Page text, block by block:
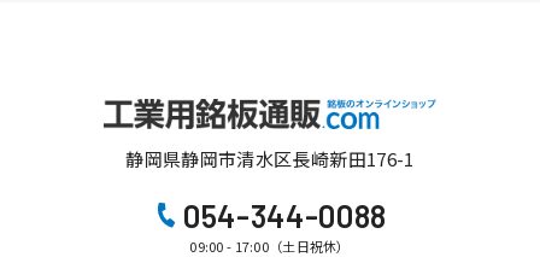
静岡県静岡市清水区長崎新田176-1
054-344-0088
09:00 - 17:00（土日祝休）